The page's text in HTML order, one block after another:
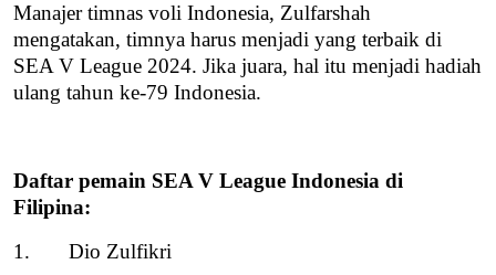
Manajer timnas voli Indonesia, Zulfarshah
mengatakan, timnya harus menjadi yang terbaik di
SEA V League 2024. Jika juara, hal itu menjadi hadiah
ulang tahun ke-79 Indonesia.
Daftar pemain SEA V League Indonesia di
Filipina:
1.
Dio Zulfikri